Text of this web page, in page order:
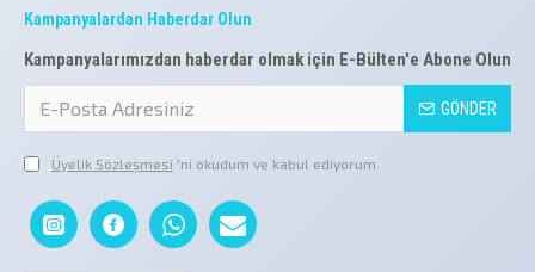
Kampanyalardan Haberdar Olun
Kampanyalarımızdan haberdar olmak için E-Bülten'e Abone Olun
GÖNDER
Üyelik Sözleşmesi 'ni okudum ve kabul ediyorum.